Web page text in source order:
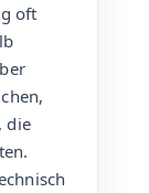
oft
die